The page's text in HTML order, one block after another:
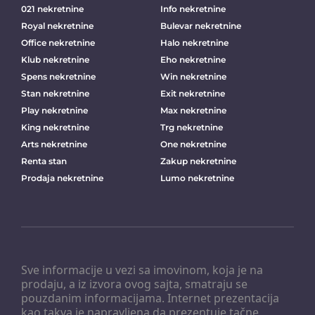
Sve informacije u vezi sa imovinom, koja je na
prodaju, a iz izvora ovog sajta, smatraju se
pouzdanim informacijama. Internet prezentacija
021 nekretnine
Info nekretnine
Royal nekretnine
Bulevar nekretnine
Office nekretnine
Halo nekretnine
Klub nekretnine
Eho nekretnine
Spens nekretnine
Win nekretnine
Stan nekretnine
Exit nekretnine
Play nekretnine
Max nekretnine
King nekretnine
Trg nekretnine
Arts nekretnine
One nekretnine
Renta stan
Zakup nekretnine
Prodaja nekretnine
Lumo nekretnine